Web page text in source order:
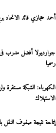
أحمد حجازي قائد
رسميا
الكهرباء: الشبكة مستقرة
الاستهلاك
إتاحة نتيجة صفوف النقل